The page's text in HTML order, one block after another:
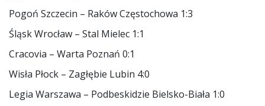
Pogoń Szczecin – Raków Częstochowa 1:3
Śląsk Wrocław – Stal Mielec 1:1
Cracovia – Warta Poznań 0:1
Wisła Płock – Zagłębie Lubin 4:0
Legia Warszawa – Podbeskidzie Bielsko-Biała 1:0